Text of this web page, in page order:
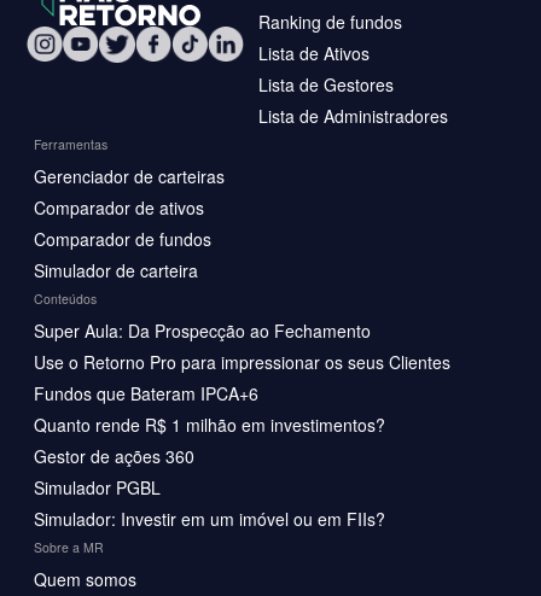
Ranking de fundos
Lista de Ativos
Lista de Gestores
Lista de Administradores
Ferramentas
Gerenciador de carteiras
Comparador de ativos
Comparador de fundos
Simulador de carteira
Conteúdos
Super Aula: Da Prospecção ao Fechamento
Use o Retorno Pro para impressionar os seus Clientes
Fundos que Bateram IPCA+6
Quanto rende R$ 1 milhão em investimentos?
Gestor de ações 360
Simulador PGBL
Simulador: Investir em um imóvel ou em FIIs?
Sobre a MR
Quem somos